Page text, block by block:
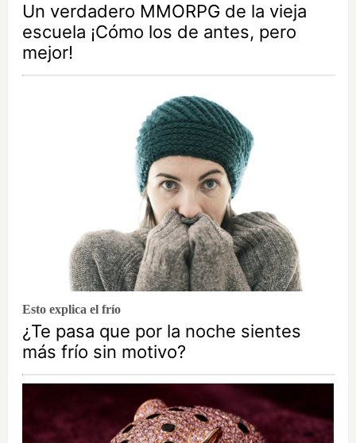
Un verdadero MMORPG de la vieja
escuela ¡Cómo los de antes, pero
mejor!
Esto explica el frío
¿Te pasa que por la noche sientes
más frío sin motivo?